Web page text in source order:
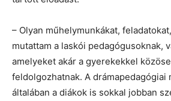
– Olyan műhelymunkákat,
mutattam a laskói pedagógusoknak,
amelyeket akár a gyerekekkel
feldolgozhatnak. A drámapedagógiai
általában a diákok is sokkal jobban